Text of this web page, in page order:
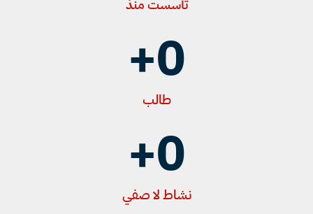
تأسست منذ
طالب
0
+
نشاط لا صفي
0
+